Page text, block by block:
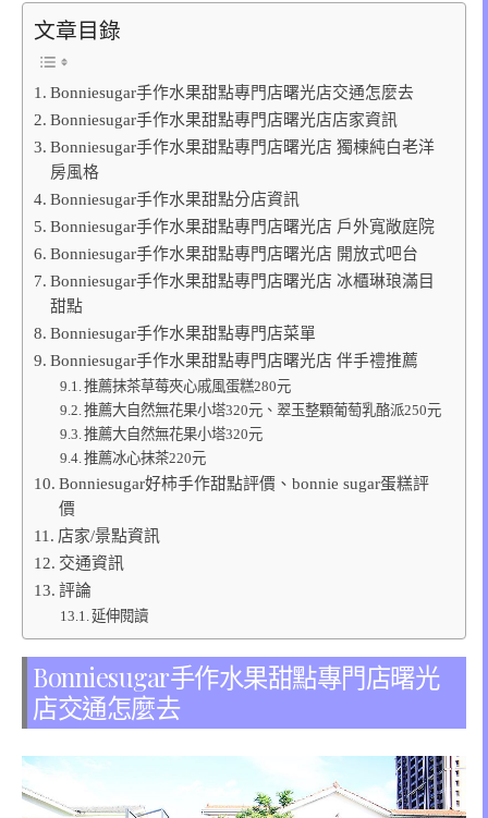
文章目錄
Bonniesugar手作水果甜點專門店曙光店交通怎麼去
Bonniesugar手作水果甜點專門店曙光店店家資訊
Bonniesugar手作水果甜點專門店曙光店 獨棟純白老洋
房風格
Bonniesugar手作水果甜點分店資訊
Bonniesugar手作水果甜點專門店曙光店 戶外寬敞庭院
Bonniesugar手作水果甜點專門店曙光店 開放式吧台
Bonniesugar手作水果甜點專門店曙光店 冰櫃琳琅滿目
甜點
Bonniesugar手作水果甜點專門店菜單
Bonniesugar手作水果甜點專門店曙光店 伴手禮推薦
推薦抹茶草莓夾心戚風蛋糕280元
推薦大自然無花果小塔320元、翠玉整顆葡萄乳酪派250元
推薦大自然無花果小塔320元
推薦冰心抹茶220元
Bonniesugar好柿手作甜點評價、bonnie sugar蛋糕評
價
店家/景點資訊
交通資訊
評論
延伸閱讀
Bonniesugar手作水果甜點專門店曙光
店交通怎麼去